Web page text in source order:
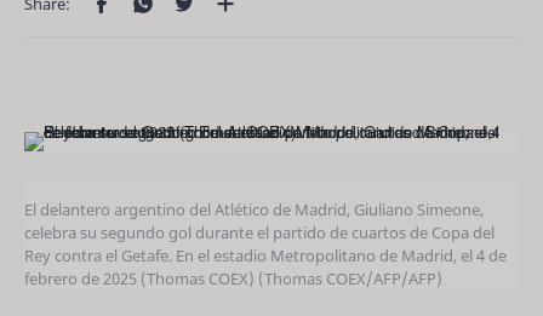
El delantero argentino del Atlético de Madrid, Giuliano Simeone,
celebra su segundo gol durante el partido de cuartos de Copa del
Rey contra el Getafe. En el estadio Metropolitano de Madrid, el 4 de
febrero de 2025 (Thomas COEX) (Thomas COEX/AFP/AFP)